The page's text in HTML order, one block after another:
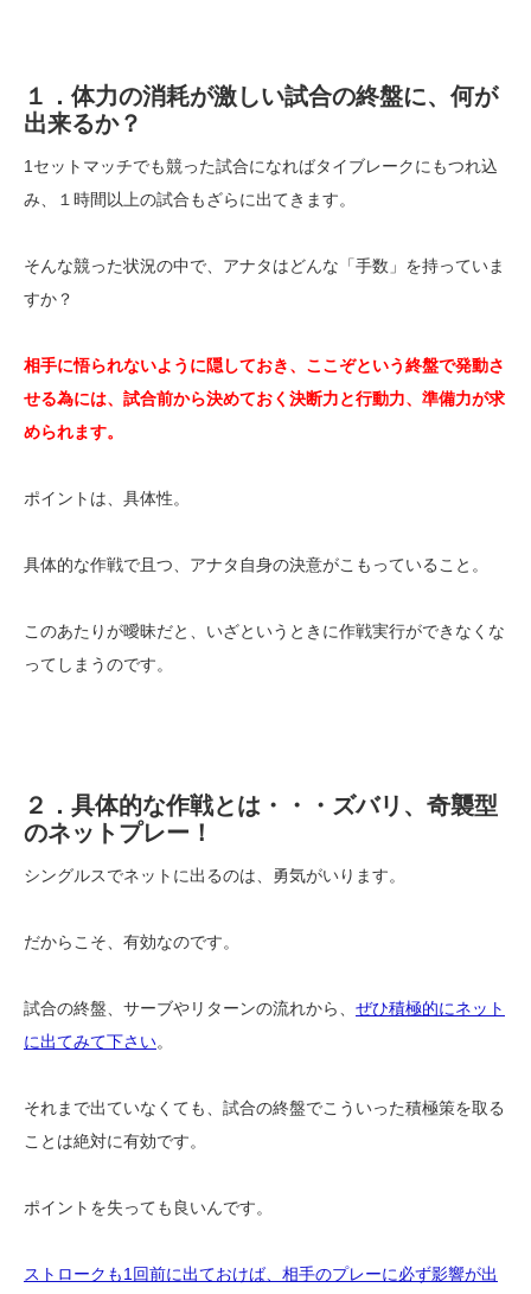
１．体力の消耗が激しい試合の終盤に、何が
出来るか？
1セットマッチでも競った試合になればタイブレークにもつれ込
み、１時間以上の試合もざらに出てきます。
そんな競った状況の中で、アナタはどんな「手数」を持っていま
すか？
相手に悟られないように隠しておき、ここぞという終盤で発動さ
せる為には、試合前から決めておく決断力と行動力、準備力が求
められます。
ポイントは、具体性。
具体的な作戦で且つ、アナタ自身の決意がこもっていること。
このあたりが曖昧だと、いざというときに作戦実行ができなくな
ってしまうのです。
２．具体的な作戦とは・・・ズバリ、奇襲型
のネットプレー！
シングルスでネットに出るのは、勇気がいります。
だからこそ、有効なのです。
試合の終盤、サーブやリターンの流れから、 ぜひ積極的にネット
に出てみて下さい。
それまで出ていなくても、試合の終盤でこういった積極策を取る
ことは絶対に有効です。
ポイントを失っても良いんです。
ストロークも1回前に出ておけば、相手のプレーに必ず影響が出